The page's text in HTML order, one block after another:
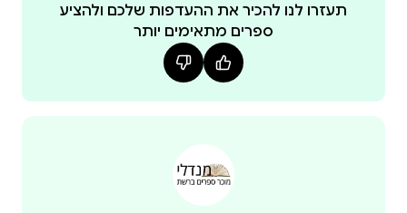
תעזרו לנו להכיר את ההעדפות שלכם ולהציע
ספרים מתאימים יותר